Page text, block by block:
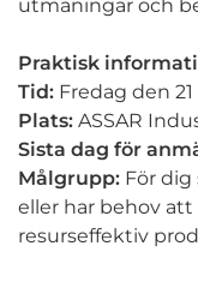
utmaningar och
Praktisk
Tid: Fredag den
Plats: ASSAR
Sista dag för
Målgrupp: För
eller har behov
resurseffektiv